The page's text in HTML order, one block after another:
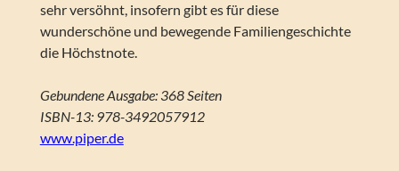
sehr versöhnt, insofern gibt es für diese
wunderschöne und bewegende Familiengeschichte
die Höchstnote.
Gebundene Ausgabe: 368 Seiten
ISBN-13: 978-3492057912
www.piper.de